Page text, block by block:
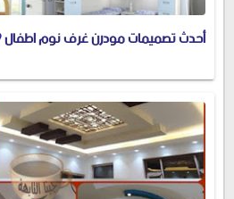
أحدث تصميمات مودرن غرف نوم اطفال 2019 بسريرين ودولاب